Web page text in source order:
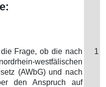
Frage, ob die nach
(AWbG) und nach
den Anspruch auf
1